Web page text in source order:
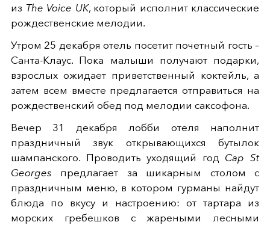
из The Voice UK, который исполнит классические
рождественские мелодии.
Утром 25 декабря отель посетит почетный гость –
Санта-Клаус. Пока малыши получают подарки,
взрослых ожидает приветственный коктейль, а
затем всем вместе предлагается отправиться на
рождественский обед под мелодии саксофона.
Вечер 31 декабря лобби отеля наполнит
праздничный звук открывающихся бутылок
шампанского. Проводить уходящий год Cap St
Georges предлагает за шикарным столом с
праздничным меню, в котором гурманы найдут
блюда по вкусу и настроению: от тартара из
морских гребешков с жареными лесными